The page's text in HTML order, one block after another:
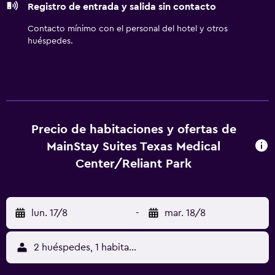
para las personas de negocios incluyen escritorio y sillas
de oficina, además de teléfono; se ofrecen llamadas
locales gratuitas (pueden existir restricciones). Las
hotel incluyen una piscina al aire libre y gimnasio abierto
esparcimiento que se indican más abajo en las
instalaciones o cerca del alojamiento (es posible que se
Registro de entrada y salida sin contacto
Contacto mínimo con el personal del hotel y otros
huéspedes.
Precio de habitaciones y ofertas de
MainStay Suites Texas Medical
Center/Reliant Park
lun. 17/8 - mar. 18/8
2 huéspedes, 1 habitación